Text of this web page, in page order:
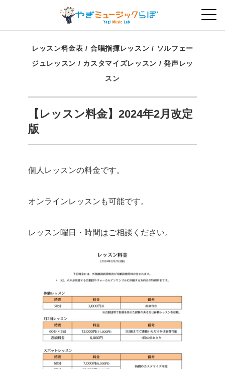
レッスン料金表 / 合唱指揮レッスン / ソルフェー
ジュレッスン / カスタマイズレッスン /発声レッ
スン
【レッスン料金】2024年2月改定
版
個人レッスンの料金です。
オンラインレッスンも可能です。
レッスン曜日・時間はご相談ください。